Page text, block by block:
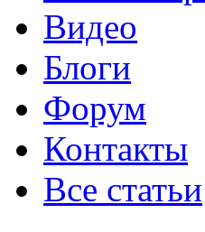
Видео
Блоги
Форум
Контакты
Все статьи